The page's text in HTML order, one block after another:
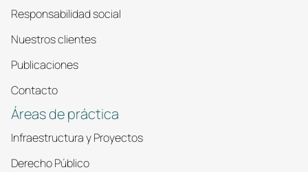
Responsabilidad social
Nuestros clientes
Publicaciones
Contacto
Áreas de práctica
Infraestructura y Proyectos
Derecho Público